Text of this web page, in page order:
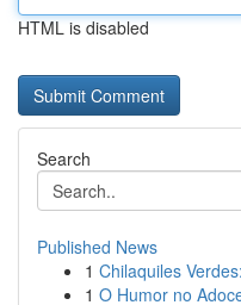
HTML is disabled
Search
Published News
1 Chilaquiles
1 O Humor no